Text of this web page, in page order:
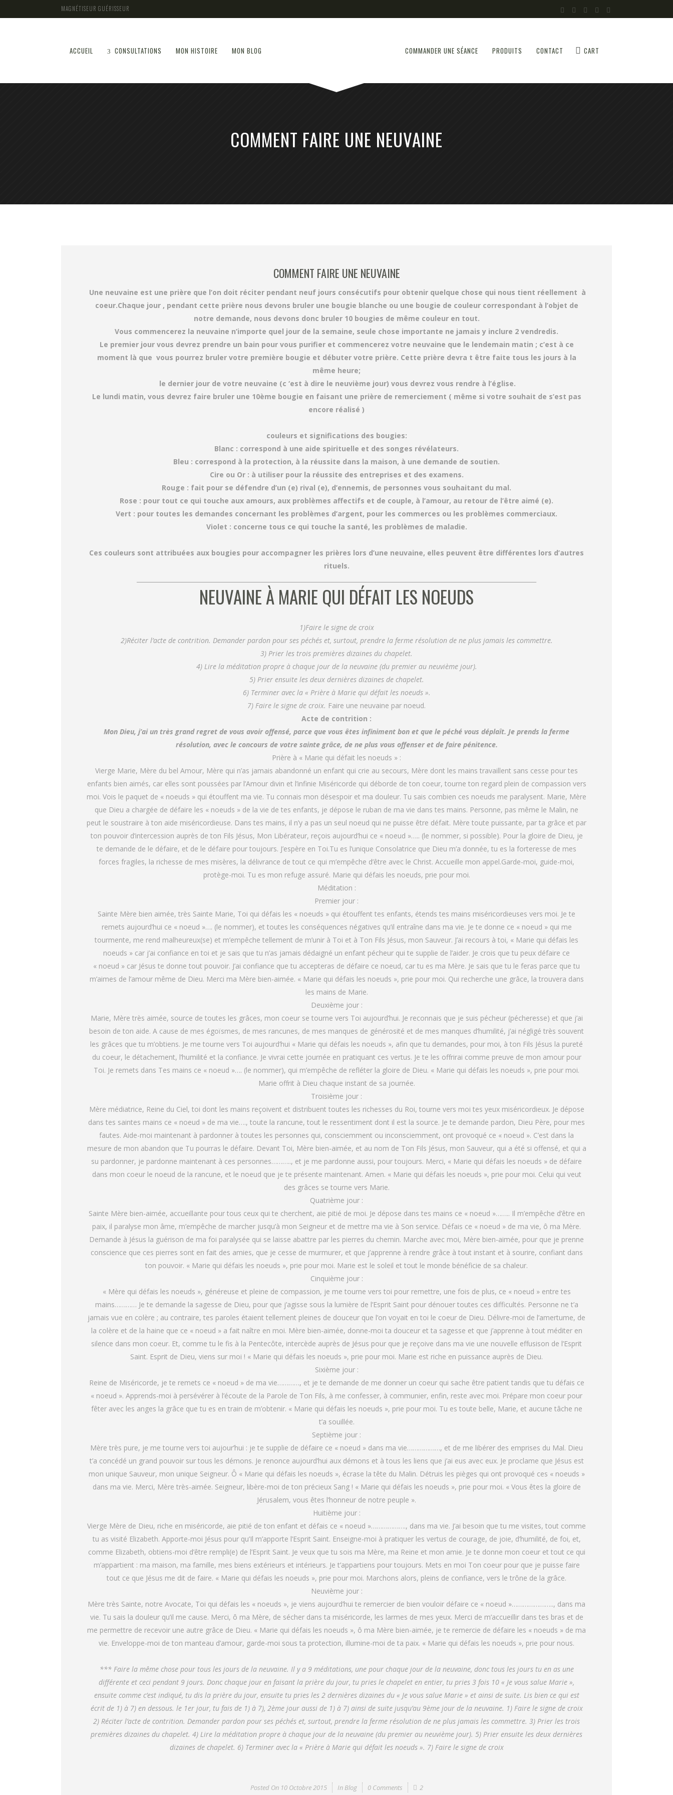
MAGNÉTISEUR GUÉRISSEUR
ACCUEIL CONSULTATIONS MON HISTOIRE MON BLOG COMMANDER UNE SÉANCE PRODUITS CONTACT CART
COMMENT FAIRE UNE NEUVAINE
COMMENT FAIRE UNE NEUVAINE
Une neuvaine est une prière que l’on doit réciter pendant neuf jours consécutifs pour obtenir quelque chose qui nous tient réellement à
coeur.Chaque jour , pendant cette prière nous devons bruler une bougie blanche ou une bougie de couleur correspondant à l’objet de
notre demande, nous devons donc bruler 10 bougies de même couleur en tout.
Vous commencerez la neuvaine n’importe quel jour de la semaine, seule chose importante ne jamais y inclure 2 vendredis.
Le premier jour vous devrez prendre un bain pour vous purifier et commencerez votre neuvaine que le lendemain matin ; c’est à ce
moment là que vous pourrez bruler votre première bougie et débuter votre prière. Cette prière devra t être faite tous les jours à la
même heure;
le dernier jour de votre neuvaine (c ‘est à dire le neuvième jour) vous devrez vous rendre à l’église.
Le lundi matin, vous devrez faire bruler une 10ème bougie en faisant une prière de remerciement ( même si votre souhait de s’est pas
encore réalisé )
couleurs et significations des bougies:
Blanc : correspond à une aide spirituelle et des songes révélateurs.
Bleu : correspond à la protection, à la réussite dans la maison, à une demande de soutien.
Cire ou Or : à utiliser pour la réussite des entreprises et des examens.
Rouge : fait pour se défendre d’un (e) rival (e), d’ennemis, de personnes vous souhaitant du mal.
Rose : pour tout ce qui touche aux amours, aux problèmes affectifs et de couple, à l’amour, au retour de l’être aimé (e).
Vert : pour toutes les demandes concernant les problèmes d’argent, pour les commerces ou les problèmes commerciaux.
Violet : concerne tous ce qui touche la santé, les problèmes de maladie.
Ces couleurs sont attribuées aux bougies pour accompagner les prières lors d’une neuvaine, elles peuvent être différentes lors d’autres
rituels.
NEUVAINE À MARIE QUI DÉFAIT LES NOEUDS
1)Faire le signe de croix
2)Réciter l’acte de contrition. Demander pardon pour ses péchés et, surtout, prendre la ferme résolution de ne plus jamais les commettre.
3) Prier les trois premières dizaines du chapelet.
4) Lire la méditation propre à chaque jour de la neuvaine (du premier au neuvième jour).
5) Prier ensuite les deux dernières dizaines de chapelet.
6) Terminer avec la « Prière à Marie qui défait les noeuds ».
7) Faire le signe de croix. Faire une neuvaine par noeud.
Acte de contrition :
Mon Dieu, j’ai un très grand regret de vous avoir offensé, parce que vous êtes infiniment bon et que le péché vous déplaît. Je prends la ferme
résolution, avec le concours de votre sainte grâce, de ne plus vous offenser et de faire pénitence.
Prière à « Marie qui défait les noeuds » :
Vierge Marie, Mère du bel Amour, Mère qui n’as jamais abandonné un enfant qui crie au secours, Mère dont les mains travaillent sans cesse pour tes
enfants bien aimés, car elles sont poussées par l’Amour divin et l’infinie Miséricorde qui déborde de ton coeur, tourne ton regard plein de compassion vers
moi. Vois le paquet de « noeuds » qui étouffent ma vie. Tu connais mon désespoir et ma douleur. Tu sais combien ces noeuds me paralysent. Marie, Mère
que Dieu a chargée de défaire les « noeuds » de la vie de tes enfants, je dépose le ruban de ma vie dans tes mains. Personne, pas même le Malin, ne
peut le soustraire à ton aide miséricordieuse. Dans tes mains, il n’y a pas un seul noeud qui ne puisse être défait. Mère toute puissante, par ta grâce et par
ton pouvoir d’intercession auprès de ton Fils Jésus, Mon Libérateur, reçois aujourd’hui ce « noeud »….. (le nommer, si possible). Pour la gloire de Dieu, je
te demande de le défaire, et de le défaire pour toujours. J’espère en Toi.Tu es l’unique Consolatrice que Dieu m’a donnée, tu es la forteresse de mes
forces fragiles, la richesse de mes misères, la délivrance de tout ce qui m’empêche d’être avec le Christ. Accueille mon appel.Garde-moi, guide-moi,
protège-moi. Tu es mon refuge assuré. Marie qui défais les noeuds, prie pour moi.
Méditation :
Premier jour :
Sainte Mère bien aimée, très Sainte Marie, Toi qui défais les « noeuds » qui étouffent tes enfants, étends tes mains miséricordieuses vers moi. Je te
remets aujourd’hui ce « noeud »…. (le nommer), et toutes les conséquences négatives qu’il entraîne dans ma vie. Je te donne ce « noeud » qui me
tourmente, me rend malheureux(se) et m’empêche tellement de m’unir à Toi et à Ton Fils Jésus, mon Sauveur. J’ai recours à toi, « Marie qui défais les
noeuds » car j’ai confiance en toi et je sais que tu n’as jamais dédaigné un enfant pécheur qui te supplie de l’aider. Je crois que tu peux défaire ce
« noeud » car Jésus te donne tout pouvoir. J’ai confiance que tu accepteras de défaire ce noeud, car tu es ma Mère. Je sais que tu le feras parce que tu
m’aimes de l’amour même de Dieu. Merci ma Mère bien-aimée. « Marie qui défais les noeuds », prie pour moi. Qui recherche une grâce, la trouvera dans
les mains de Marie.
Deuxième jour :
Marie, Mère très aimée, source de toutes les grâces, mon coeur se tourne vers Toi aujourd’hui. Je reconnais que je suis pécheur (pécheresse) et que j’ai
besoin de ton aide. A cause de mes égoïsmes, de mes rancunes, de mes manques de générosité et de mes manques d’humilité, j’ai négligé très souvent
les grâces que tu m’obtiens. Je me tourne vers Toi aujourd’hui « Marie qui défais les noeuds », afin que tu demandes, pour moi, à ton Fils Jésus la pureté
du coeur, le détachement, l’humilité et la confiance. Je vivrai cette journée en pratiquant ces vertus. Je te les offrirai comme preuve de mon amour pour
Toi. Je remets dans Tes mains ce « noeud »…. (le nommer), qui m’empêche de refléter la gloire de Dieu. « Marie qui défais les noeuds », prie pour moi.
Marie offrit à Dieu chaque instant de sa journée.
Troisième jour :
Mère médiatrice, Reine du Ciel, toi dont les mains reçoivent et distribuent toutes les richesses du Roi, tourne vers moi tes yeux miséricordieux. Je dépose
dans tes saintes mains ce « noeud » de ma vie…., toute la rancune, tout le ressentiment dont il est la source. Je te demande pardon, Dieu Père, pour mes
fautes. Aide-moi maintenant à pardonner à toutes les personnes qui, consciemment ou inconsciemment, ont provoqué ce « noeud ». C’est dans la
mesure de mon abandon que Tu pourras le défaire. Devant Toi, Mère bien-aimée, et au nom de Ton Fils Jésus, mon Sauveur, qui a été si offensé, et qui a
su pardonner, je pardonne maintenant à ces personnes……….., et je me pardonne aussi, pour toujours. Merci, « Marie qui défais les noeuds » de défaire
dans mon coeur le noeud de la rancune, et le noeud que je te présente maintenant. Amen. « Marie qui défais les noeuds », prie pour moi. Celui qui veut
des grâces se tourne vers Marie.
Quatrième jour :
Sainte Mère bien-aimée, accueillante pour tous ceux qui te cherchent, aie pitié de moi. Je dépose dans tes mains ce « noeud »…….. Il m’empêche d’être en
paix, il paralyse mon âme, m’empêche de marcher jusqu’à mon Seigneur et de mettre ma vie à Son service. Défais ce « noeud » de ma vie, ô ma Mère.
Demande à Jésus la guérison de ma foi paralysée qui se laisse abattre par les pierres du chemin. Marche avec moi, Mère bien-aimée, pour que je prenne
conscience que ces pierres sont en fait des amies, que je cesse de murmurer, et que j’apprenne à rendre grâce à tout instant et à sourire, confiant dans
ton pouvoir. « Marie qui défais les noeuds », prie pour moi. Marie est le soleil et tout le monde bénéficie de sa chaleur.
Cinquième jour :
« Mère qui défais les noeuds », généreuse et pleine de compassion, je me tourne vers toi pour remettre, une fois de plus, ce « noeud » entre tes
mains………… Je te demande la sagesse de Dieu, pour que j’agisse sous la lumière de l’Esprit Saint pour dénouer toutes ces difficultés. Personne ne t’a
jamais vue en colère ; au contraire, tes paroles étaient tellement pleines de douceur que l’on voyait en toi le coeur de Dieu. Délivre-moi de l’amertume, de
la colère et de la haine que ce « noeud » a fait naître en moi. Mère bien-aimée, donne-moi ta douceur et ta sagesse et que j’apprenne à tout méditer en
silence dans mon coeur. Et, comme tu le fis à la Pentecôte, intercède auprès de Jésus pour que je reçoive dans ma vie une nouvelle effusison de l’Esprit
Saint. Esprit de Dieu, viens sur moi ! « Marie qui défais les noeuds », prie pour moi. Marie est riche en puissance auprès de Dieu.
Sixième jour :
Reine de Miséricorde, je te remets ce « noeud » de ma vie…………, et je te demande de me donner un coeur qui sache être patient tandis que tu défais ce
« noeud ». Apprends-moi à persévérer à l’écoute de la Parole de Ton Fils, à me confesser, à communier, enfin, reste avec moi. Prépare mon coeur pour
fêter avec les anges la grâce que tu es en train de m’obtenir. « Marie qui défais les noeuds », prie pour moi. Tu es toute belle, Marie, et aucune tâche ne
t’a souillée.
Septième jour :
Mère très pure, je me tourne vers toi aujour’hui : je te supplie de défaire ce « noeud » dans ma vie………………, et de me libérer des emprises du Mal. Dieu
t’a concédé un grand pouvoir sur tous les démons. Je renonce aujourd’hui aux démons et à tous les liens que j’ai eus avec eux. Je proclame que Jésus est
mon unique Sauveur, mon unique Seigneur. Ô « Marie qui défais les noeuds », écrase la tête du Malin. Détruis les pièges qui ont provoqué ces « noeuds »
dans ma vie. Merci, Mère très-aimée. Seigneur, libère-moi de ton précieux Sang ! « Marie qui défais les noeuds », prie pour moi. « Vous êtes la gloire de
Jérusalem, vous êtes l’honneur de notre peuple ».
Huitième jour :
Vierge Mère de Dieu, riche en miséricorde, aie pitié de ton enfant et défais ce « noeud »………………., dans ma vie. J’ai besoin que tu me visites, tout comme
tu as visité Elizabeth. Apporte-moi Jésus pour qu’Il m’apporte l’Esprit Saint. Enseigne-moi à pratiquer les vertus de courage, de joie, d’humilité, de foi, et,
comme Elizabeth, obtiens-moi d’être rempli(e) de l’Esprit Saint. Je veux que tu sois ma Mère, ma Reine et mon amie. Je te donne mon coeur et tout ce qui
m’appartient : ma maison, ma famille, mes biens extérieurs et intérieurs. Je t’appartiens pour toujours. Mets en moi Ton coeur pour que je puisse faire
tout ce que Jésus me dit de faire. « Marie qui défais les noeuds », prie pour moi. Marchons alors, pleins de confiance, vers le trône de la grâce.
Neuvième jour :
Mère très Sainte, notre Avocate, Toi qui défais les « noeuds », je viens aujourd’hui te remercier de bien vouloir défaire ce « noeud »………………….., dans ma
vie. Tu sais la douleur qu’il me cause. Merci, ô ma Mère, de sécher dans ta miséricorde, les larmes de mes yeux. Merci de m’accueillir dans tes bras et de
me permettre de recevoir une autre grâce de Dieu. « Marie qui défais les noeuds », ô ma Mère bien-aimée, je te remercie de défaire les « noeuds » de ma
vie. Enveloppe-moi de ton manteau d’amour, garde-moi sous ta protection, illumine-moi de ta paix. « Marie qui défais les noeuds », prie pour nous.
*** Faire la même chose pour tous les jours de la neuvaine. Il y a 9 méditations, une pour chaque jour de la neuvaine, donc tous les jours tu en as une
différente et ceci pendant 9 jours. Donc chaque jour en faisant la prière du jour, tu pries le chapelet en entier, tu pries 3 fois 10 « Je vous salue Marie »,
ensuite comme c’est indiqué, tu dis la prière du jour, ensuite tu pries les 2 dernières dizaines du « Je vous salue Marie » et ainsi de suite. Lis bien ce qui est
écrit de 1) à 7) en dessous. le 1er jour, tu fais de 1) à 7), 2ème jour aussi de 1) à 7) ainsi de suite jusqu’au 9ème jour de la neuvaine. 1) Faire le signe de croix
2) Réciter l’acte de contrition. Demander pardon pour ses péchés et, surtout, prendre la ferme résolution de ne plus jamais les commettre. 3) Prier les trois
premières dizaines du chapelet. 4) Lire la méditation propre à chaque jour de la neuvaine (du premier au neuvième jour). 5) Prier ensuite les deux dernières
dizaines de chapelet. 6) Terminer avec la « Prière à Marie qui défait les noeuds ». 7) Faire le signe de croix
Posted On10 Octobre 2015 InBlog 0 Comments 2